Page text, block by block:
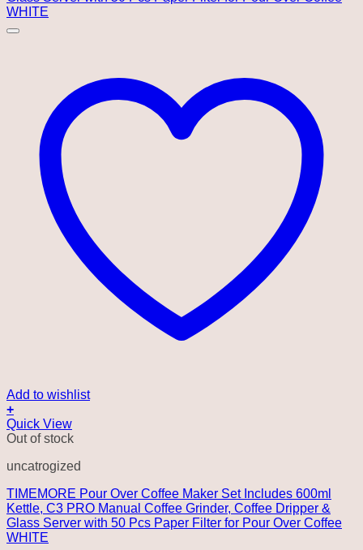
Add to wishlist
+
Quick View
Out of stock
uncatrogized
TIMEMORE Pour Over Coffee Maker Set Includes 600ml
Kettle, C3 PRO Manual Coffee Grinder, Coffee Dripper &
Glass Server with 50 Pcs Paper Filter for Pour Over Coffee
WHITE